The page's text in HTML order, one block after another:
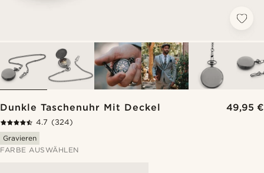
Dunkle Taschenuhr Mit Deckel 49,95 €
4.7 (324)
Gravieren
FARBE AUSWÄHLEN